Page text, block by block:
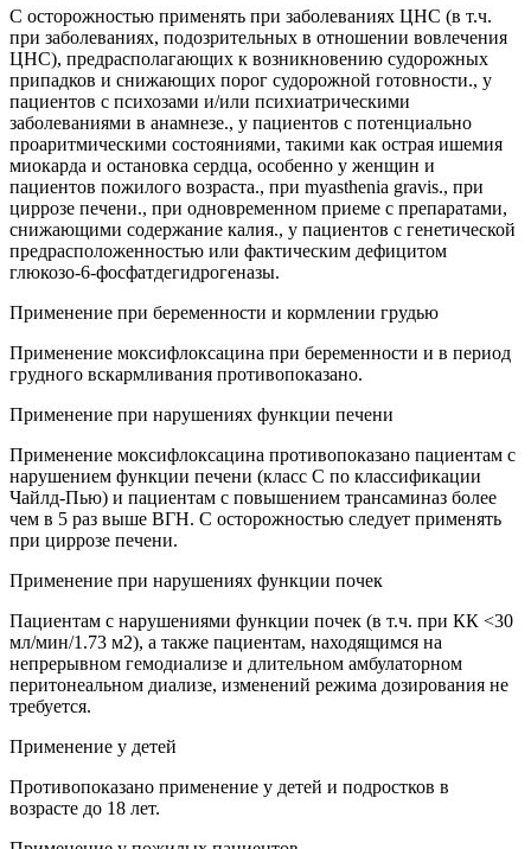
С осторожностью применять при заболеваниях ЦНС (в т.ч.
при заболеваниях, подозрительных в отношении вовлечения
ЦНС), предрасполагающих к возникновению судорожных
припадков и снижающих порог судорожной готовности., у
пациентов с психозами и/или психиатрическими
заболеваниями в анамнезе., у пациентов с потенциально
проаритмическими состояниями, такими как острая ишемия
миокарда и остановка сердца, особенно у женщин и
пациентов пожилого возраста., при myasthenia gravis., при
циррозе печени., при одновременном приеме с препаратами,
снижающими содержание калия., у пациентов с генетической
предрасположенностью или фактическим дефицитом
глюкозо-6-фосфатдегидрогеназы.
Применение при беременности и кормлении грудью
Применение моксифлоксацина при беременности и в период
грудного вскармливания противопоказано.
Применение при нарушениях функции печени
Применение моксифлоксацина противопоказано пациентам с
нарушением функции печени (класс С по классификации
Чайлд-Пью) и пациентам с повышением трансаминаз более
чем в 5 раз выше ВГН. С осторожностью следует применять
при циррозе печени.
Применение при нарушениях функции почек
Пациентам с нарушениями функции почек (в т.ч. при КК <30
мл/мин/1.73 м2), а также пациентам, находящимся на
непрерывном гемодиализе и длительном амбулаторном
перитонеальном диализе, изменений режима дозирования не
требуется.
Применение у детей
Противопоказано применение у детей и подростков в
возрасте до 18 лет.